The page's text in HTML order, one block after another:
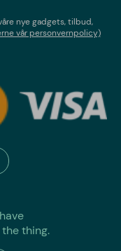
nye gadgets, tilbud,
vår personvernpolicy)
thing.